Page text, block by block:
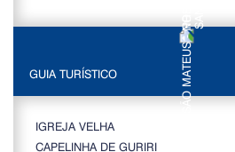
GUIA TURÍSTICO
IGREJA VELHA
CAPELINHA DE GURIRI